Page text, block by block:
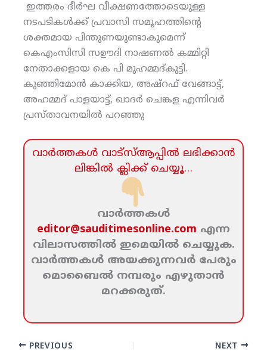
ഇത്തരം ദീർഘ വീക്ഷണത്തോടെയുള്ള
നടപടികൾക്ക് പ്രവാസി സമൂഹത്തിന്റെ
ശക്തമായ പിന്തുണയുണ്ടാകുമെന്ന്
കെഎംസിസി സഊദി നാഷണൽ കമ്മിറ്റി
നേതാക്കളായ കെ പി മുഹമ്മദ്‌കുട്ടി.
കുഞ്ഞിമോൻ കാക്കിയ, അഷ്‌റഫ് വേങ്ങാട്ട്,
അഹമ്മദ് പാളയാട്ട്, ഖാദർ ചെങ്കള എന്നിവർ
പ്രസ്താവനയിൽ പറഞ്ഞു
വാര്‍ത്തകള്‍ വാട്‌സ്‌ആപ്പില്‍ ലഭിക്കാന്‍
ലിങ്കില്‍ ക്ലിക്ക്‌ ചെയ്യൂ…
വാര്‍ത്തകള്‍
editor@sauditimesonline.com എന്ന
വിലാസത്തില്‍ ഇമെയില്‍ ചെയ്യുക.
വാര്‍ത്തകള്‍ അയക്കുന്നവര്‍ പേരും
മൊബൈല്‍ നമ്പരും എഴുതാന്‍
മറക്കരുത്‌.
PREVIOUS NEXT